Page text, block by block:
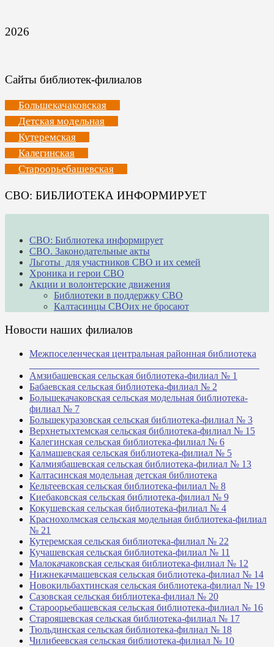
2026
Сайты библиотек-филиалов
Большекачаковская
Детская модельная
Кутеремская
Калегинская
Староорьебашевская
СВО: БИБЛИОТЕКА ИНФОРМИРУЕТ
СВО: Библиотека информирует
СВО. Законодательные акты
Льготы для участников СВО и их семей
Хроника и герои СВО
Акции и волонтерские движения
Библиотеки в поддержку СВО
Калтасинцы СВОих не бросают
Новости наших филиалов
Межпоселенческая центральная районная библиотека
Амзибашевская сельская библиотека-филиал № 1
Бабаевская сельская библиотека-филиал № 2
Большекачаковская сельская модельная библиотека-
филиал № 7
Большекуразовская сельская библиотека-филиал № 3
Верхнетыхтемская сельская библиотека-филиал № 15
Калегинская сельская библиотека-филиал № 6
Калмашевская сельская библиотека-филиал № 5
Калмиябашевская сельская библиотека-филиал № 13
Калтасинская модельная детская библиотека
Кельтеевская сельская библиотека-филиал № 8
Киебаковская сельская библиотека-филиал № 9
Кокушевская сельская библиотека-филиал № 4
Краснохолмская сельская модельная библиотека-филиал
№ 21
Кутеремская сельская библиотека-филиал № 22
Кучашевская сельская библиотека-филиал № 11
Малокачаковская сельская библиотека-филиал № 12
Нижнекачмашевская сельская библиотека-филиал № 14
Новокильбахтинская сельская библиотека-филиал № 19
Сазовская сельская библиотека-филиал № 20
Староорьебашевская сельская библиотека-филиал № 16
Старояшевская сельская библиотека-филиал № 17
Тюльдинская сельская библиотека-филиал № 18
Чилибеевская сельская библиотека-филиал № 10